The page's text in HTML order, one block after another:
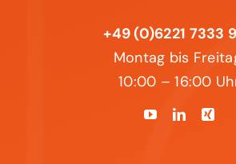
+49 (0)6221 7333
Montag bis
10:00 – 16:00